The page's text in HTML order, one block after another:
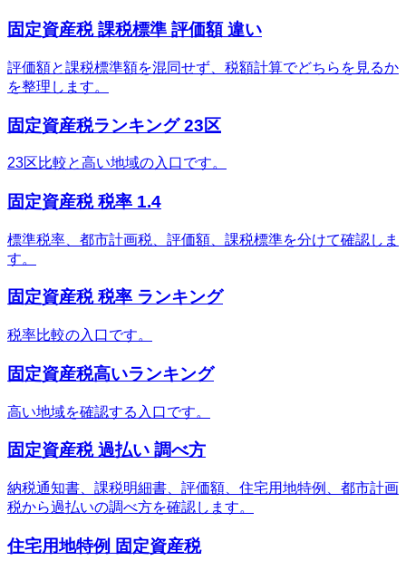
固定資産税 課税標準 評価額 違い
評価額と課税標準額を混同せず、税額計算でどちらを見るか
を整理します。
固定資産税ランキング 23区
23区比較と高い地域の入口です。
固定資産税 税率 1.4
標準税率、都市計画税、評価額、課税標準を分けて確認しま
す。
固定資産税 税率 ランキング
税率比較の入口です。
固定資産税高いランキング
高い地域を確認する入口です。
固定資産税 過払い 調べ方
納税通知書、課税明細書、評価額、住宅用地特例、都市計画
税から過払いの調べ方を確認します。
住宅用地特例 固定資産税